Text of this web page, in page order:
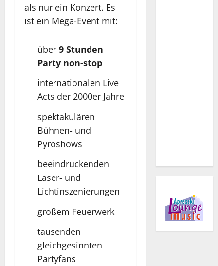
als nur ein Konzert. Es
ist ein Mega-Event mit:
über 9 Stunden
Party non-stop
internationalen Live
Acts der 2000er Jahre
spektakulären
Bühnen- und
Pyroshows
beeindruckenden
Laser- und
Lichtinszenierungen
großem Feuerwerk
tausenden
gleichgesinnten
Partyfans